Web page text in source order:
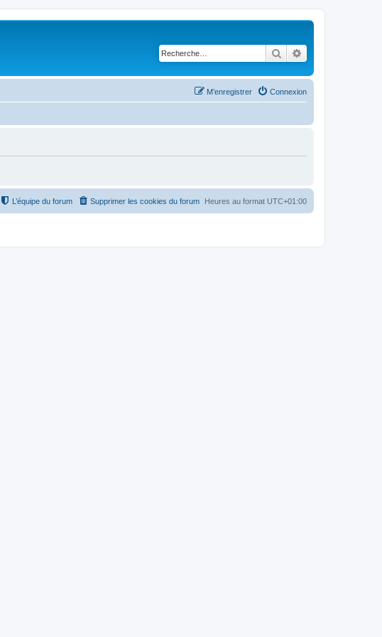
Rechercher
Connexion
M’enregistrer
Heures au format UTC+01:00
Supprimer les cookies du forum
L’équipe du forum